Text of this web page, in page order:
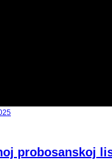
probosanskoj